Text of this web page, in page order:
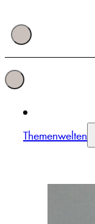
Themenwelten